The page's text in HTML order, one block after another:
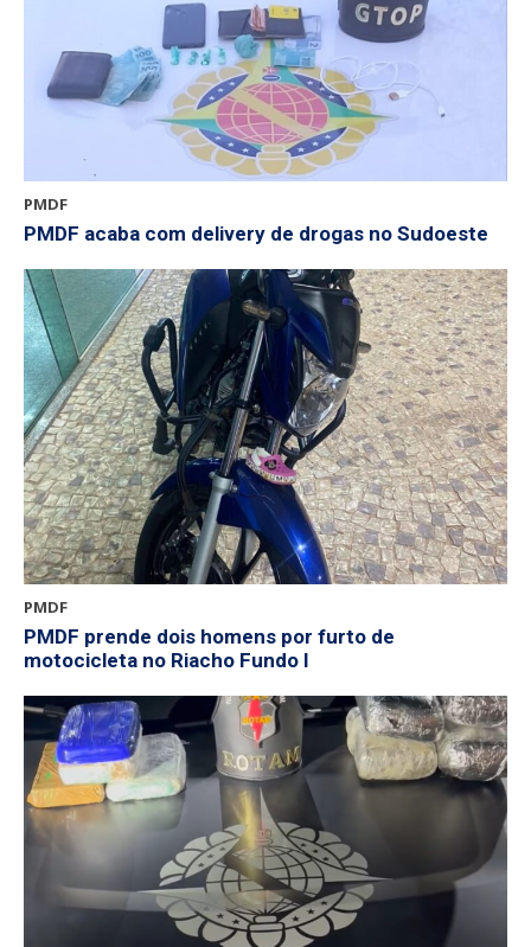
PMDF
PMDF acaba com delivery de drogas no Sudoeste
PMDF
PMDF prende dois homens por furto de
motocicleta no Riacho Fundo I